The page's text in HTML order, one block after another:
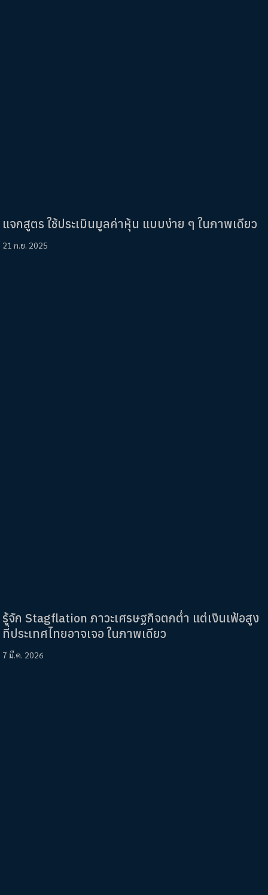
แจกสูตร ใช้ประเมินมูลค่าหุ้น แบบง่าย ๆ ในภาพเดียว
21 ก.ย. 2025
รู้จัก Stagflation ภาวะเศรษฐกิจตกต่ำ แต่เงินเฟ้อสูง
ที่ประเทศไทยอาจเจอ ในภาพเดียว
7 มี.ค. 2026